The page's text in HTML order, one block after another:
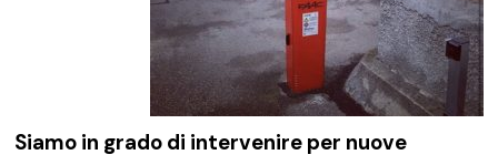
Siamo in grado di intervenire per nuove